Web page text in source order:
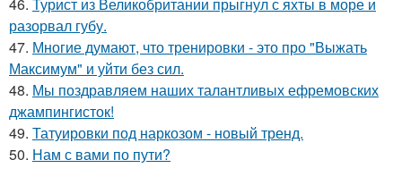
разорвал губу.
47. Многие думают, что тренировки - это про "Выжать
Максимум" и уйти без сил.
48. Мы поздравляем наших талантливых ефремовских
джампингисток!
49. Татуировки под наркозом - новый тренд.
50. Нам с вами по пути?